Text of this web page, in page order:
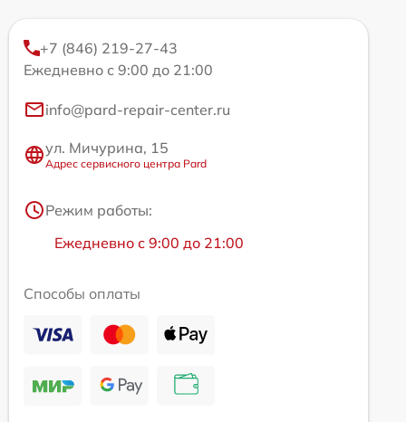
+7 (846) 219-27-43
Ежедневно с 9:00 до 21:00
info@pard-repair-center.ru
ул. Мичурина, 15
Адрес сервисного центра Pard
Режим работы:
Ежедневно с 9:00 до 21:00
Способы оплаты